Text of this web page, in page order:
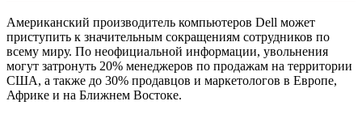
Американский производитель компьютеров Dell может
приступить к значительным сокращениям сотрудников по
всему миру. По неофициальной информации, увольнения
могут затронуть 20% менеджеров по продажам на территории
США, а также до 30% продавцов и маркетологов в Европе,
Африке и на Ближнем Востоке.